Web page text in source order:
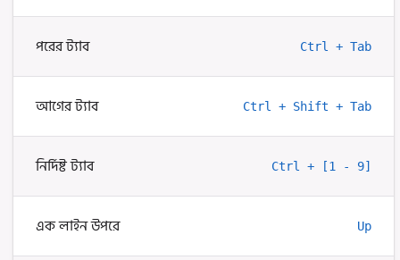
পরের ট্যাব Ctrl + Tab
আগের ট্যাব Ctrl + Shift + Tab
নির্দিষ্ট ট্যাব Ctrl + [1 - 9]
এক লাইন উপরে Up